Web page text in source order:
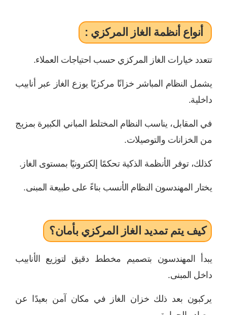
أنواع أنظمة الغاز المركزي :
تتعدد خيارات الغاز المركزي حسب احتياجات العملاء.
يشمل النظام المباشر خزانًا مركزيًا يوزع الغاز عبر أنابيب
داخلية.
في المقابل، يناسب النظام المختلط المباني الكبيرة بمزيج
من الخزانات والتوصيلات.
كذلك، توفر الأنظمة الذكية تحكمًا إلكترونيًا بمستوى الغاز.
يختار المهندسون النظام الأنسب بناءً على طبيعة المبنى.
كيف يتم تمديد الغاز المركزي بأمان؟
يبدأ المهندسون بتصميم مخطط دقيق لتوزيع الأنابيب
داخل المبنى.
يركبون بعد ذلك خزان الغاز في مكان آمن بعيدًا عن